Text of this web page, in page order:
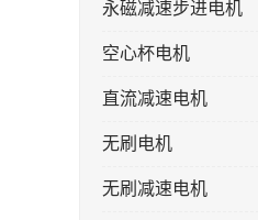
永磁减速步进电机
空心杯电机
直流减速电机
无刷电机
无刷减速电机